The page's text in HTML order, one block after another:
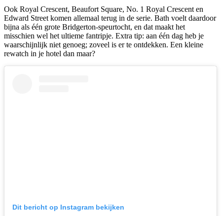
Ook Royal Crescent, Beaufort Square, No. 1 Royal Crescent en
Edward Street komen allemaal terug in de serie. Bath voelt daardoor
bijna als één grote Bridgerton-speurtocht, en dat maakt het
misschien wel het ultieme fantripje. Extra tip: aan één dag heb je
waarschijnlijk niet genoeg; zoveel is er te ontdekken. Een kleine
rewatch in je hotel dan maar?
Dit bericht op Instagram bekijken